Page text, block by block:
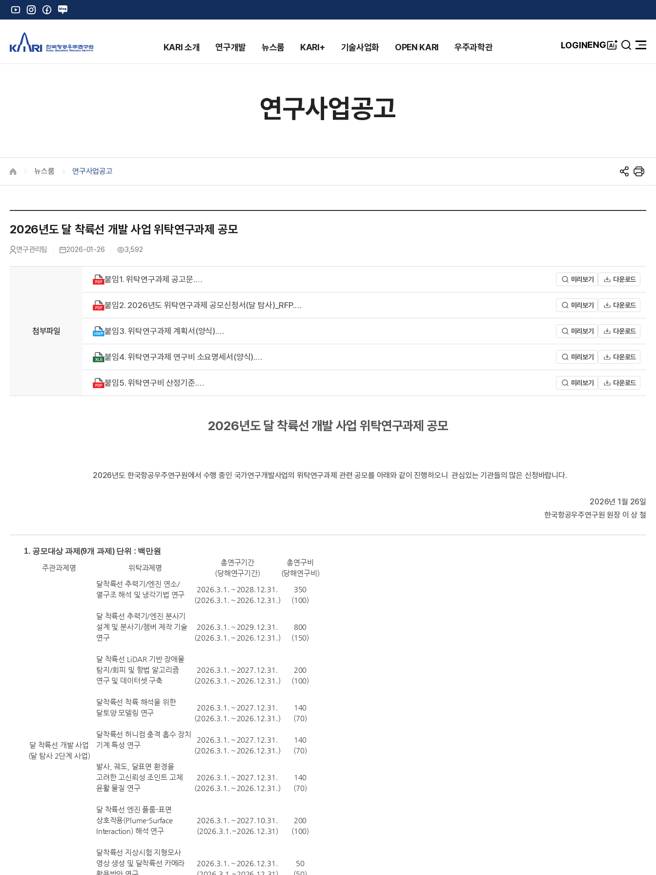
유
튜
인
스
그
램
페
이
네
로
그
A
R
국
KARI 소개 연구개발 뉴스룸 KARI+ 기술사업화 OPEN KARI 우주과학관 LOGINENG A
검
전
연구사업공고
HOME 뉴스룸 연구사업공고
S
N
유
프
린
2026년도 달 착륙선 개발 사업 위탁연구과제 공모
작연구관리팀
등2026-01-26
조3,592
첨부파일
붙임1. 위탁연구과제 공고문.pdf 미리보기 다운로드
붙임2. 2026년도 위탁연구과제 공모신청서(달 탐사)_RFP.pdf 미리보기 다운로드
붙임3. 위탁연구과제 계획서(양식).hwp 미리보기 다운로드
붙임4. 위탁연구과제 연구비 소요명세서(양식).xlsx 미리보기 다운로드
붙임5. 위탁연구비 산정기준.pdf 미리보기 다운로드
2026년도 달 착륙선 개발 사업 위탁연구과제 공모
2026년도 한국항공우주연구원에서 수행 중인 국가연구개발사업의 위탁연구과제 관련 공모를 아래와 같이 진행하오니 관심있는 기관들의 많은 신청바랍니다.
2026년 1월 26일
한국항공우주연구원 원장 이 상 철
1. 공모대상 과제(9개 과제) 단위 : 백만원
주관과제명
위탁과제명
총연구기간
(당해연구기간)
총연구비
(당해연구비)
달 착륙선 개발 사업
(달 탐사 2단계 사업)
달착륙선 추력기/엔진 연소/
열구조 해석 및 냉각기법 연구
2026.3.1.∼2028.12.31.
(2026.3.1.∼2026.12.31.)
350
(100)
달 착륙선 추력기/엔진 분사기
설계 및 분사기/챔버 제작 기술
연구
2026.3.1.∼2029.12.31.
(2026.3.1.∼2026.12.31.)
800
(150)
달 착륙선 LiDAR 기반 장애물
탐지/회피 및 항법 알고리즘
연구 및 데이터셋 구축
2026.3.1.∼2027.12.31.
(2026.3.1.∼2026.12.31.)
200
(100)
달착륙선 착륙 해석을 위한
달토양 모델링 연구
2026.3.1.∼2027.12.31.
(2026.3.1.∼2026.12.31.)
140
(70)
달착륙선 허니컴 충격 흡수 장치
기계 특성 연구
2026.3.1.∼2027.12.31.
(2026.3.1.∼2026.12.31.)
140
(70)
발사, 궤도, 달표면 환경을
고려한 고신뢰성 조인트 고체
윤활 물질 연구
2026.3.1.∼2027.12.31.
(2026.3.1.∼2026.12.31.)
140
(70)
달 착륙선 엔진 플룸-표면
상호작용(Plume-Surface
Interaction) 해석 연구
2026.3.1.∼2027.10.31.
(2026.3.1.~2026.12.31)
200
(100)
달착륙선 지상시험 지형모사
영상 생성 및 달착륙선 카메라
2026.3.1.∼2026.12.31.
50